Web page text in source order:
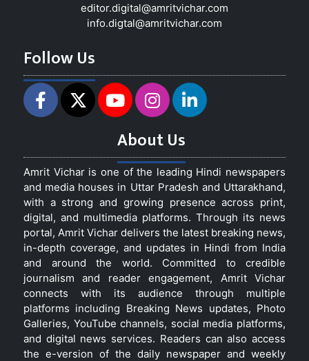
editor.digital@amritvichar.com
info.digtal@amritvichar.com
Follow Us
About Us
Amrit Vichar is one of the leading Hindi newspapers
and media houses in Uttar Pradesh and Uttarakhand,
with a strong and growing presence across print,
digital, and multimedia platforms. Through its news
portal, Amrit Vichar delivers the latest breaking news,
in-depth coverage, and updates in Hindi from India
and around the world. Committed to credible
journalism and reader engagement, Amrit Vichar
connects with its audience through multiple
platforms including Breaking News updates, Photo
Galleries, YouTube channels, social media platforms,
and digital news services. Readers can also access
the e-version of the daily newspaper and weekly